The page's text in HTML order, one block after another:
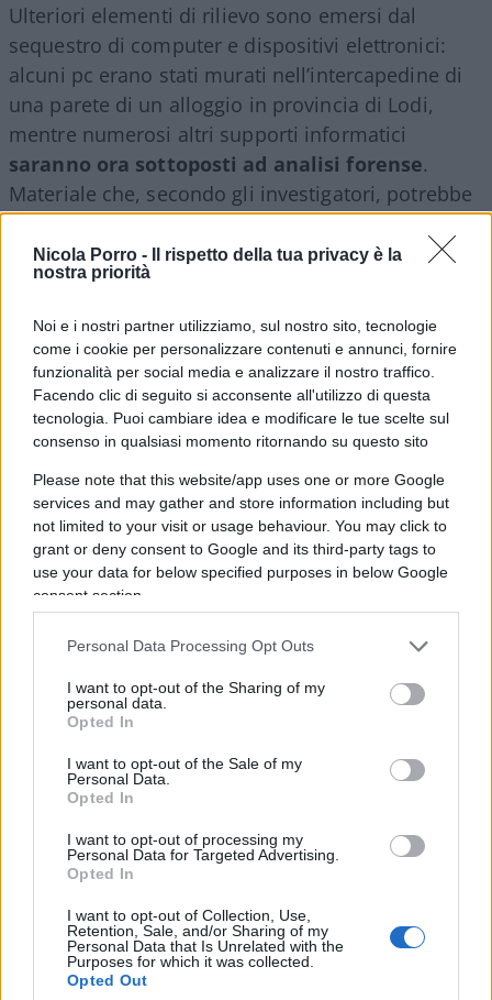
Nicola Porro -
Il rispetto della tua privacy è la
nostra priorità
Noi e i nostri partner utilizziamo, sul nostro sito, tecnologie
come i cookie per personalizzare contenuti e annunci, fornire
funzionalità per social media e analizzare il nostro traffico.
Facendo clic di seguito si acconsente all'utilizzo di questa
tecnologia. Puoi cambiare idea e modificare le tue scelte sul
consenso in qualsiasi momento ritornando su questo sito
Please note that this website/app uses one or more Google
services and may gather and store information including but
not limited to your visit or usage behaviour. You may click to
grant or deny consent to Google and its third-party tags to
use your data for below specified purposes in below Google
consent section.
Personal Data Processing Opt Outs
I want to opt-out of the Sharing of my
personal data.
Opted In
I want to opt-out of the Sale of my
Personal Data.
Opted In
I want to opt-out of processing my
Personal Data for Targeted Advertising.
Opted In
I want to opt-out of Collection, Use,
Retention, Sale, and/or Sharing of my
Personal Data that Is Unrelated with the
Purposes for which it was collected.
Opted Out
Ulteriori elementi di rilievo sono emersi dal
sequestro di computer e dispositivi elettronici:
alcuni pc erano stati murati nell’intercapedine di
una parete di un alloggio in provincia di Lodi,
mentre numerosi altri supporti informatici
saranno ora sottoposti ad analisi forense.
Materiale che, secondo gli investigatori, potrebbe
fornire riscontri decisivi sul flusso di
comunicazioni e sui canali di finanziamento.
Durante una delle perquisizioni domiciliari è stata
inoltre rinvenutauna bandiera di Hamas,
insieme a circa 6 mila euro in contanti. In altri
luoghi sono stati trovati opuscoli e materiale di
propaganda riconducibile al movimento islamista,
ovvero canti corali celebrativi dell’organizzazione.
Gli elementi raccolti – precisano gli inquirenti, nel
vengono ritenuti coerenti con il quadro indiziario
che ha portato all’emissione delle misure cautelari
personali e reali. Un contesto che, secondo
modalità operative già viste in altre stagioni
dell’eversione
e materiali simbolici custoditi come segno di
appartenenza ideologica.
L’accusa ritiene che le tre associazioni “benefiche”
collegate agli indagati, tra cui Mohammad
Hannoun, anche lui agli arresti, abbiano di fatto